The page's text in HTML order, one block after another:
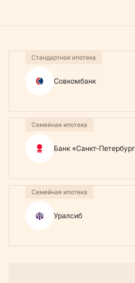
Совкомбанк
Стандартная ипотека
Банк «Санкт-
Семейная ипотека
Уралсиб
Семейная ипотека